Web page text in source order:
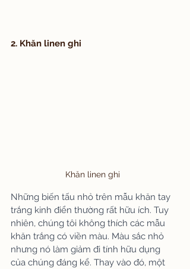
2. Khăn linen ghi
Khăn linen ghi
Những biến tấu nhỏ trên mẫu khăn tay
trắng kinh điển thường rất hữu ích. Tuy
nhiên, chúng tôi không thích các mẫu
khăn trắng có viền màu. Màu sắc nhỏ
nhưng nó làm giảm đi tính hữu dụng
của chúng đáng kể. Thay vào đó, một